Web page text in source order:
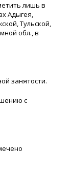
лишь в
Адыгея,
Тульской,
обл., в
занятости.
с